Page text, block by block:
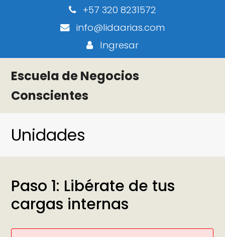
+57 320 8231572
info@lidaarias.com
Ingresar
Escuela de Negocios
Conscientes
Unidades
Paso 1: Libérate de tus
cargas internas